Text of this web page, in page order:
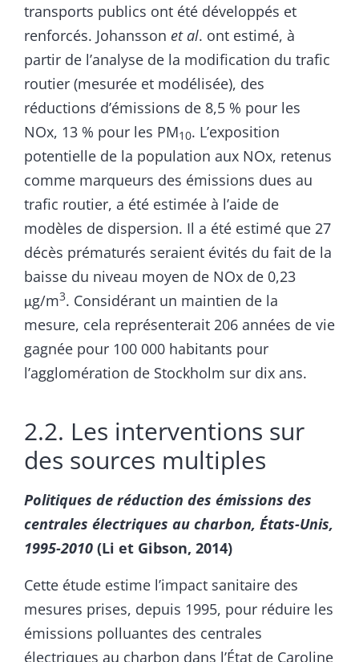
transports publics ont été développés et
renforcés. Johansson et al. ont estimé, à
partir de l’analyse de la modification du trafic
routier (mesurée et modélisée), des
réductions d’émissions de 8,5 % pour les
NOx, 13 % pour les PM10. L’exposition
potentielle de la population aux NOx, retenus
comme marqueurs des émissions dues au
trafic routier, a été estimée à l’aide de
modèles de dispersion. Il a été estimé que 27
décès prématurés seraient évités du fait de la
baisse du niveau moyen de NOx de 0,23
μg/m3. Considérant un maintien de la
mesure, cela représenterait 206 années de vie
gagnée pour 100 000 habitants pour
l’agglomération de Stockholm sur dix ans.
2.2. Les interventions sur
des sources multiples
Politiques de réduction des émissions des
centrales électriques au charbon, États-Unis,
1995-2010 (Li et Gibson, 2014)
Cette étude estime l’impact sanitaire des
mesures prises, depuis 1995, pour réduire les
émissions polluantes des centrales
électriques au charbon dans l’État de Caroline